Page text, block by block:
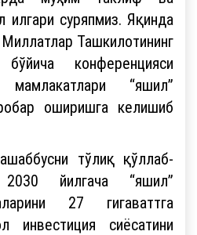
илгари суряпмиз. Яқинда
Ташкилотининг
конференцияси
“яшил”
оширишга келишиб
тўлиқ қўллаб-
йилгача “яшил”
27 гигаваттга
инвестиция сиёсатини